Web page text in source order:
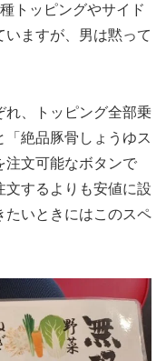
トッピングやサイド
いますが、男は黙って
れ、トッピング全部乗
絶品豚骨しょうゆス
注文可能なボタンで
するよりも安値に設
たいときにはこのスペ